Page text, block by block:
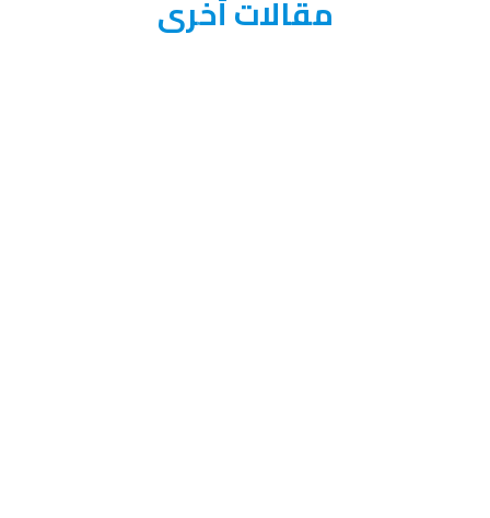
مقالات أخرى